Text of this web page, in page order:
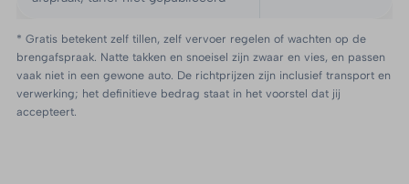
* Gratis betekent zelf tillen, zelf vervoer regelen of wachten op de
brengafspraak. Natte takken en snoeisel zijn zwaar en vies, en passen
vaak niet in een gewone auto. De richtprijzen zijn inclusief transport en
verwerking; het definitieve bedrag staat in het voorstel dat jij
accepteert.